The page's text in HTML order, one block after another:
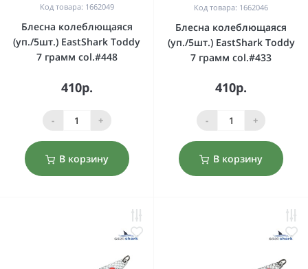
Код товара: 1662049
Блесна колеблющаяся
(уп./5шт.) EastShark Toddy
7 грамм col.#448
410р.
- +
В корзину
Код товара: 1662046
Блесна колеблющаяся
(уп./5шт.) EastShark Toddy
7 грамм col.#433
410р.
- +
В корзину